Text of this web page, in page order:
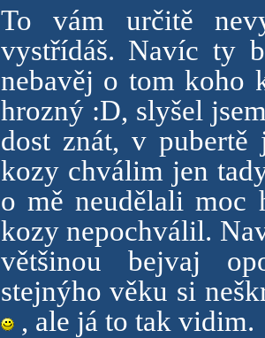
To vám určitě
vystřídáš. Navíc ty
nebavěj o tom koho
hrozný :D, slyšel
dost znát, v
kozy chválim jen
o mě neudělali moc
kozy nepochválil.
většinou bejvaj
stejnýho věku si
, ale já to tak vidim.